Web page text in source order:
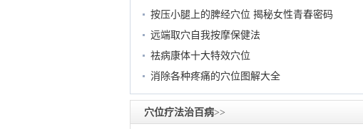
按压小腿上的脾经穴位 揭秘女性青春密码
远端取穴自我按摩保健法
祛病康体十大特效穴位
消除各种疼痛的穴位图解大全
穴位疗法治百病>>